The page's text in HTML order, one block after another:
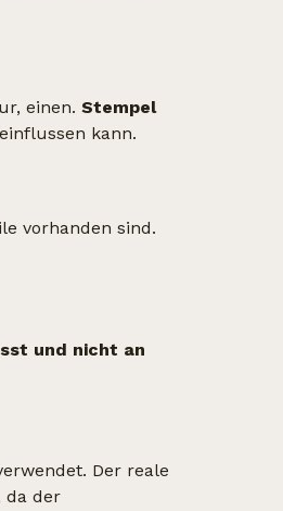
einen. Stempel
kann.
vorhanden sind.
und nicht an
Der reale
da der